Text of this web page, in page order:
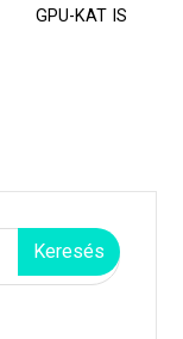
GPU-KAT IS